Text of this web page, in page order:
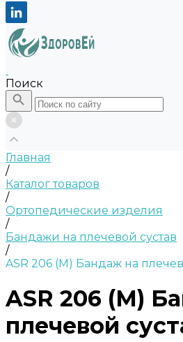
Поиск
Главная
/
Каталог товаров
/
Ортопедические изделия
/
Бандажи на плечевой сустав
/
ASR 206 (M) Бандаж на
ASR 206 (M)
плечевой